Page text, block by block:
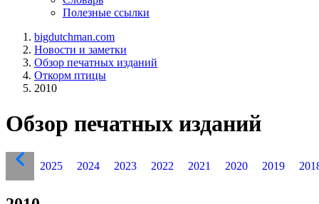
Полезные ссылки
bigdutchman.com
Новости и заметки
Обзор печатных изданий
Откорм птицы
2010
Обзор печатных изданий
2025 2024 2023 2022 2021 2020 2019